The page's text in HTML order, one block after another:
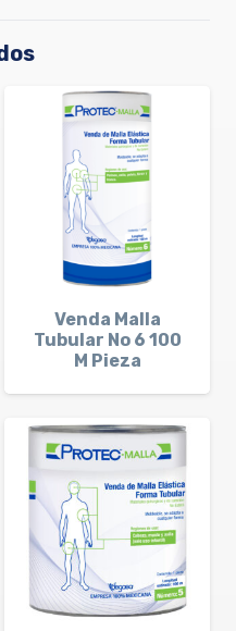
Venda Malla
Tubular No 6 100
M Pieza